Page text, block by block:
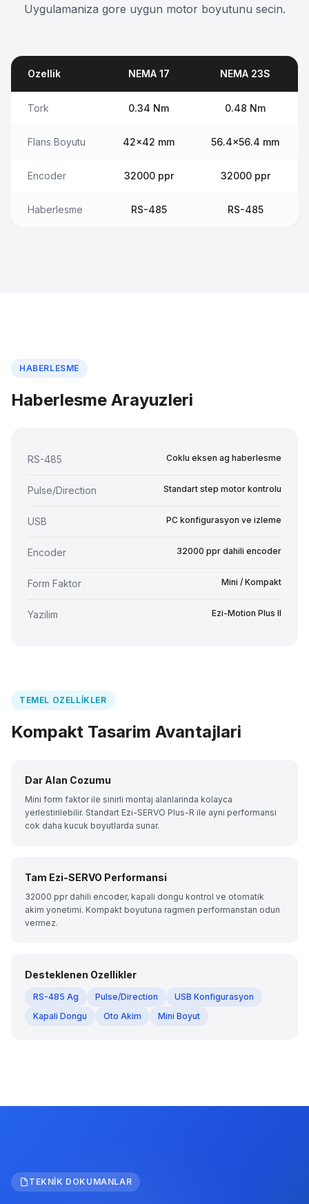
Uygulamaniza gore uygun motor boyutunu secin.
Ozellik NEMA 17 NEMA 23S
Tork 0.34 Nm 0.48 Nm
Flans Boyutu 42x42 mm 56.4x56.4 mm
Encoder 32000 ppr 32000 ppr
Haberlesme RS-485 RS-485
HABERLESME
Haberlesme Arayuzleri
RS-485 Coklu eksen ag haberlesme
Pulse/Direction Standart step motor kontrolu
USB PC konfigurasyon ve izleme
Encoder 32000 ppr dahili encoder
Form Faktor Mini / Kompakt
Yazilim Ezi-Motion Plus II
TEMEL OZELLIKLER
Kompakt Tasarim Avantajlari
Dar Alan Cozumu
Mini form faktor ile sinirli montaj alanlarinda kolayca
yerlestirilebilir. Standart Ezi-SERVO Plus-R ile ayni performansi
cok daha kucuk boyutlarda sunar.
Tam Ezi-SERVO Performansi
32000 ppr dahili encoder, kapali dongu kontrol ve otomatik
akim yonetimi. Kompakt boyutuna ragmen performanstan odun
vermez.
Desteklenen Ozellikler
RS-485 Ag Pulse/Direction
USB Konfigurasyon
Kapali Dongu
Oto Akim Mini Boyut
TEKNIK DOKUMANLAR